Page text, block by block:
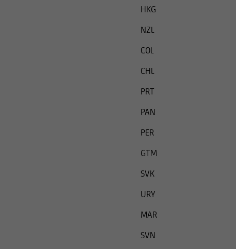
HKG
NZL
COL
CHL
PRT
PAN
PER
GTM
SVK
URY
MAR
SVN